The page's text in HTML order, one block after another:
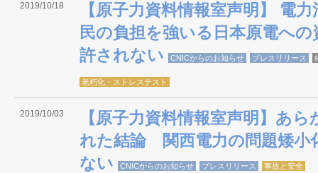
2019/10/18
【原子力資料情報室声明】 電
民の負担を強いる日本原電への
許されない
CNICからのお知らせ プレスリリース
老朽化・ストレステスト
2019/10/03
【原子力資料情報室声明】あ
れた結論 関西電力の問題矮小
ない
CNICからのお知らせ プレスリリース 事故と安全